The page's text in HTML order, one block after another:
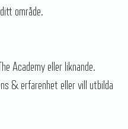
område.
Academy eller liknande.
& erfarenhet eller vill utbilda